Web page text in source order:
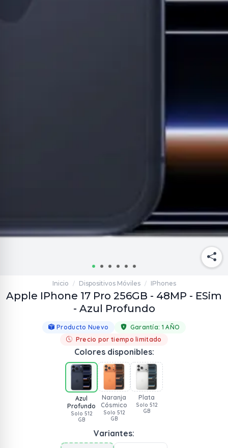
Inicio / Dispositivos Móviles / IPhones
Apple IPhone 17 Pro 256GB - 48MP - ESim
- Azul Profundo
Producto Nuevo Garantía: 1 AÑO
Precio por tiempo limitado
Colores disponibles:
Azul
Profundo
Solo 512
GB
Naranja
Cósmico
Solo 512
GB
Plata
Solo 512
GB
Variantes: